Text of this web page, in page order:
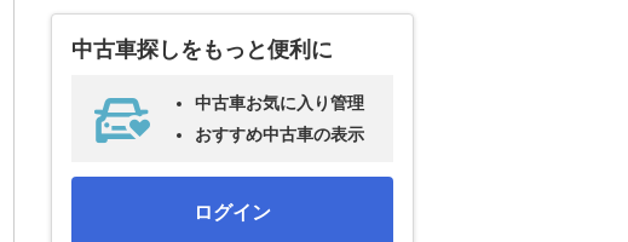
中古車探しをもっと便利に
中古車お気に入り管理
おすすめ中古車の表示
ログイン